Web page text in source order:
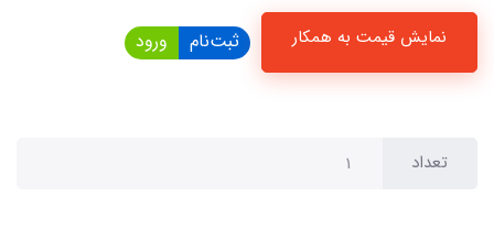
نمایش قیمت به همکار ثبت‌نام ورود
تعداد